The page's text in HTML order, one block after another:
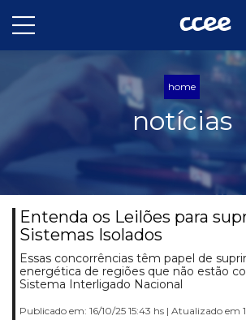
home
notícias
Entenda os Leilões para
Sistemas Isolados
Essas concorrências têm papel de
energética de regiões que não estão
Sistema Interligado Nacional
Publicado em: 16/10/25 15:43 hs | Atualizado em